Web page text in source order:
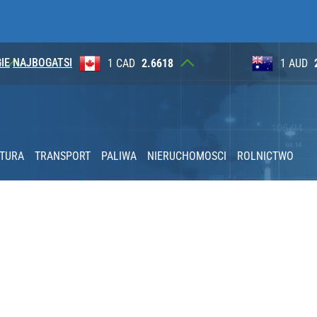
NAJBOGATSI
o przywróceniu CPN1 AUD 2.6265 100
TRANSPORT PALIWA NIERUCHOMOSCI ROLNICTWO